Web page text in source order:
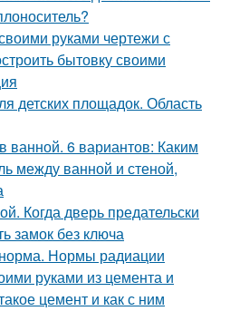
руками чертежи с
бытовку своими
детских площадок. Область
ванной. 6 вариантов: Каким
между ванной и стеной,
Когда дверь предательски
замок без ключа
Нормы радиации
руками из цемента и
цемент и как с ним